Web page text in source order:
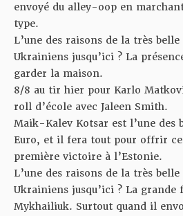
envoyé du alley-oop en
type.
L’une des raisons de la très
Ukrainiens jusqu’ici ? La
garder la maison.
8/8 au tir hier pour Karlo
roll d’école avec Jaleen Smith.
Maik-Kalev Kotsar est l’une des
Euro, et il fera tout pour offrir
première victoire à l’Estonie.
L’une des raisons de la très
Ukrainiens jusqu’ici ? La grande
Mykhailiuk. Surtout quand il